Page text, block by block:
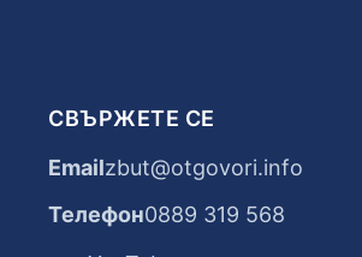
СВЪРЖЕТЕ СЕ
Emailzbut@otgovori.info
Телефон0889 319 568